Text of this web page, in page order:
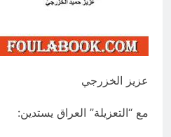
ماذا لو كان المدير
عزيز الخزرجي
مع “التعزيلة” العراق يستدين: